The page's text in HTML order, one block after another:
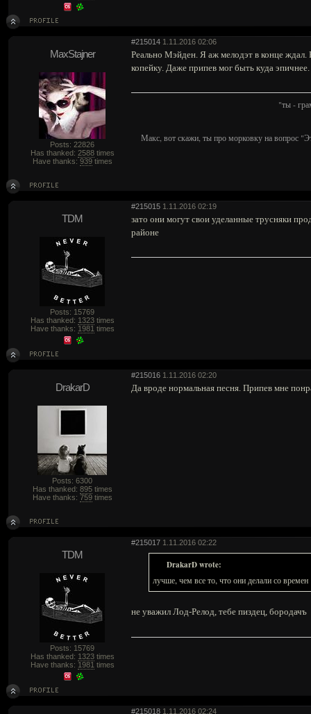
#215014 1.11.2016 02:06
MaxStajner
Posts: 22826
Has thanked: 2588times
Have thanks: 939times
Реально Мэйден. Я аж мелодэт в конце ждал.
копейку. Даже припев мог быть куда эпичнее.
"ты -
Макс, вот скажи, ты про морковку на вопрос
#215015 1.11.2016 02:19
TDM
Posts: 15769
Has thanked: 1323times
Have thanks: 1981 times
зато они могут свои уделанные трусняки
районе
#215016 1.11.2016 02:20
DrakarD
Posts: 6300
Has thanked: 895times
Have thanks: 759times
Да вроде нормальная песня. Припев мне
#215017 1.11.2016 02:22
TDM
Posts: 15769
Has thanked: 1323times
Have thanks: 1981 times
DrakarD wrote:
лучше, чем все то, что они делали со времен
не уважил Лод-Релод, тебе пиздец, бородачъ
#215018 1.11.2016 02:24